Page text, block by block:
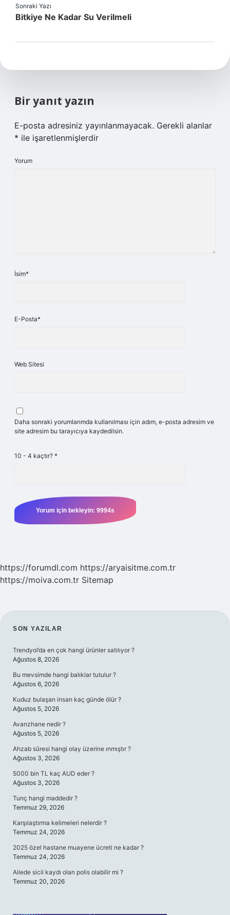
Sonraki Yazı
Bitkiye Ne Kadar Su Verilmeli
Bir yanıt yazın
E-posta adresiniz yayınlanmayacak. Gerekli alanlar
* ile işaretlenmişlerdir
Yorum
İsim*
E-Posta*
Web Sitesi
Daha sonraki yorumlarımda kullanılması için adım, e-posta adresim ve
site adresim bu tarayıcıya kaydedilsin.
10 - 4 kaçtır? *
https://forumdl.com https://aryaisitme.com.tr
https://moiva.com.tr Sitemap
SIDEBAR
SON YAZILAR
Trendyol’da en çok hangi ürünler satılıyor ?
Ağustos 8, 2026
Bu mevsimde hangi balıklar tutulur ?
Ağustos 6, 2026
Kuduz bulaşan insan kaç günde ölür ?
Ağustos 5, 2026
Avarızhane nedir ?
Ağustos 5, 2026
Ahzab sûresi hangi olay üzerine ınmıştır ?
Ağustos 3, 2026
5000 bin TL kaç AUD eder ?
Ağustos 3, 2026
Tunç hangi maddedir ?
Temmuz 29, 2026
Karşılaştırma kelimeleri nelerdir ?
Temmuz 24, 2026
2025 özel hastane muayene ücreti ne kadar ?
Temmuz 24, 2026
Ailede sicil kaydı olan polis olabilir mi ?
Temmuz 20, 2026